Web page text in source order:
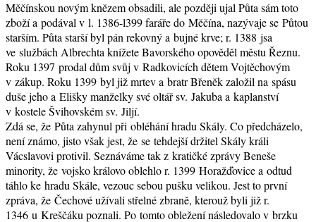
Měčínskou novým knězem obsadili, ale později ujal Půta sám toto
zboží a podával v l. 1386-l399 faráře do Měčína, nazývaje se Půtou
starším. Půta starší byl pán rekovný a bujné krve; r. 1388 jsa
ve službách Albrechta knížete Bavorského opověděl městu Řeznu.
Roku 1397 prodal dům svůj v Radkovicích dětem Vojtěchovým
v zákup. Roku 1399 byl již mrtev a bratr Břeněk založil na spásu
duše jeho a Elišky manželky své oltář sv. Jakuba a kaplanství
v kostele Švihovském sv. Jiljí.
Zdá se, že Půta zahynul při obléhání hradu Skály. Co předcházelo,
není známo, jisto však jest, že se tehdejší držitel Skály králi
Vácslavovi protivil. Seznáváme tak z kratičké zprávy Beneše
minority, že vojsko královo oblehlo r. 1399 Horažďovice a odtud
táhlo ke hradu Skále, vezouc sebou pušku velikou. Jest to první
zpráva, že Čechové užívali střelné zbraně, kterouž byli již r.
1346 u Kreščáku poznali. Po tomto obležení následovalo v brzku